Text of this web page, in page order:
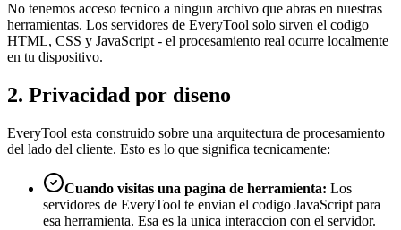
No tenemos acceso tecnico a ningun archivo que abras en nuestras
herramientas. Los servidores de EveryTool solo sirven el codigo
HTML, CSS y JavaScript - el procesamiento real ocurre localmente
en tu dispositivo.
2. Privacidad por diseno
EveryTool esta construido sobre una arquitectura de procesamiento
del lado del cliente. Esto es lo que significa tecnicamente:
Cuando visitas una pagina de herramienta: Los
servidores de EveryTool te envian el codigo JavaScript para
esa herramienta. Esa es la unica interaccion con el servidor.